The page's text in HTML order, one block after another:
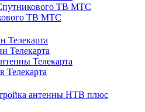
ТВ МТС
ТВ МТС
Телекарта
Телекарта
Телекарта
Телекарта
антенны НТВ плюс